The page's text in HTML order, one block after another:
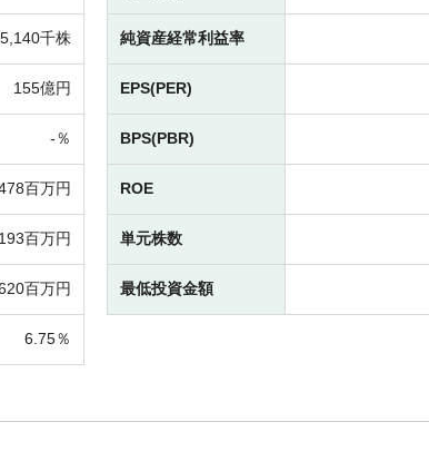
千株
155億円
-％
百万円
百万円
百万円
6.75％
純資産経常利益率
EPS(PER)
BPS(PBR)
ROE
単元株数
最低投資金額